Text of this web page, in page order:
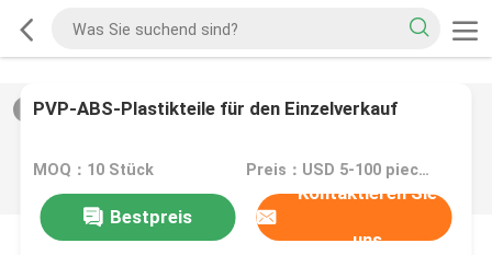
/0
PVP-ABS-Plastikteile für den Einzelverkauf
MOQ：10 Stück Preis：USD 5-100 pieces,negotiable
Bestpreis
Kontaktieren Sie
uns
PRODUKT-BESCHREIBUNG